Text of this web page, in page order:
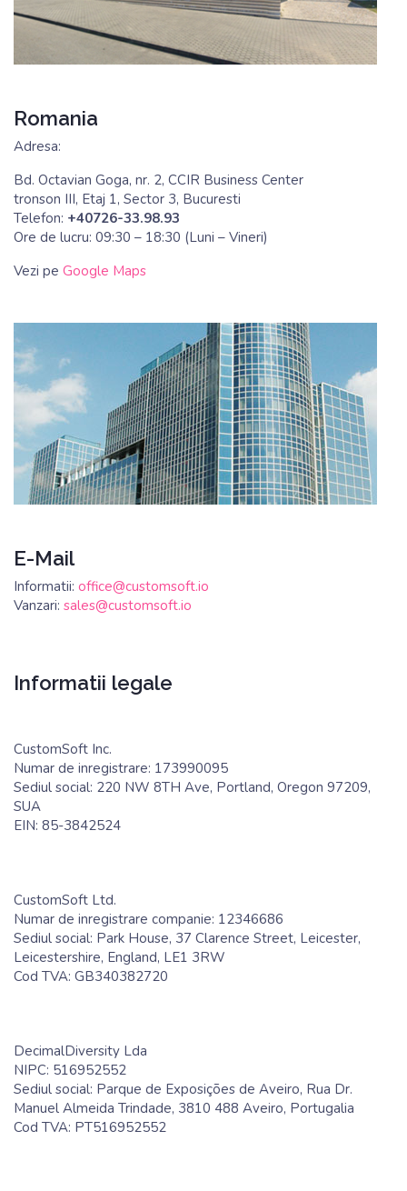
Romania
Adresa:
Bd. Octavian Goga, nr. 2, CCIR Business Center
tronson III, Etaj 1, Sector 3, Bucuresti
Telefon: +40726-33.98.93
Ore de lucru: 09:30 – 18:30 (Luni – Vineri)
Vezi pe Google Maps
E-Mail
Informatii: office@customsoft.io
Vanzari: sales@customsoft.io
Informatii legale
CustomSoft Inc.
Numar de inregistrare: 173990095
Sediul social: 220 NW 8TH Ave, Portland, Oregon 97209,
SUA
EIN: 85-3842524
CustomSoft Ltd.
Numar de inregistrare companie: 12346686
Sediul social: Park House, 37 Clarence Street, Leicester,
Leicestershire, England, LE1 3RW
Cod TVA: GB340382720
DecimalDiversity Lda
NIPC: 516952552
Sediul social: Parque de Exposições de Aveiro, Rua Dr.
Manuel Almeida Trindade, 3810 488 Aveiro, Portugalia
Cod TVA: PT516952552